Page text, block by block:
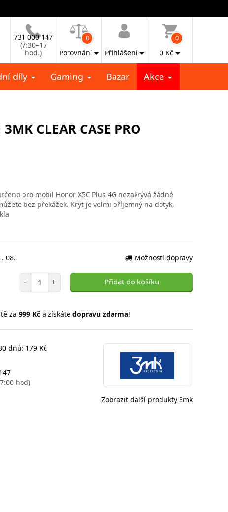
731 000 147
(7:30–17
hod.)
0
Porovnání Přihlášení
0
0 Kč
díly Gaming Bazar Akce
CLEAR CASE PRO
pro mobil Honor X5C Plus 4G nezakrývá žádné
bez překážek. Kryt je velmi příjemný na dotyk,
08. Možnosti dopravy
- Počet položek
+ Přidat do košíku
za 999 Kča získáte dopravu zdarma!
dnů: 179 Kč
hod)
Zobrazit další produkty 3mk